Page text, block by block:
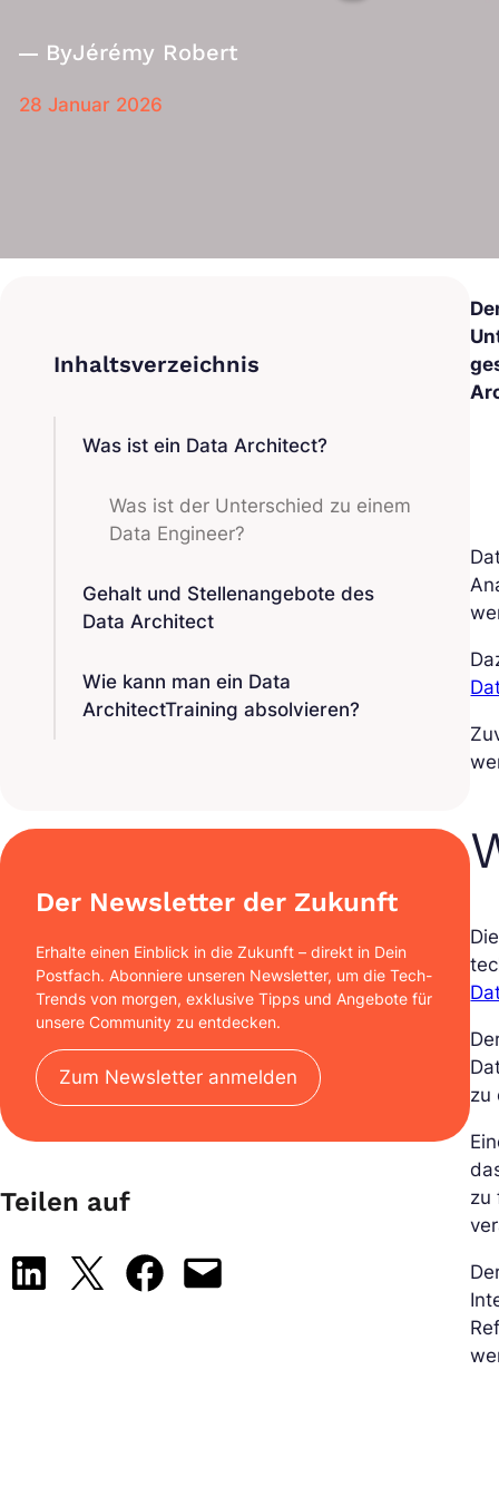
ByJérémy Robert
28 Januar 2026
Was ist ein Data Architect?
Was ist der Unterschied zu einem
Data Engineer?
Gehalt und Stellenangebote des
Data Architect
Wie kann man ein Data
ArchitectTraining absolvieren?
Der Newsletter der Zukunft
Erhalte einen Einblick in die Zukunft – direkt in Dein
Postfach. Abonniere unseren Newsletter, um die Tech-
Trends von morgen, exklusive Tipps und Angebote für
unsere Community zu entdecken.
Zum Newsletter anmelden
Teilen auf
Share on LinkedIn
Share on X Share on Facebook
Email this Page
zu
zu